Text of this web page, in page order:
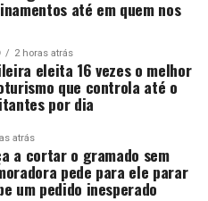
até em quem nos
2 horas atrás
eleita 16 vezes o melhor
que controla até o
por dia
atrás
a cortar o gramado sem
pede para ele parar
um pedido inesperado